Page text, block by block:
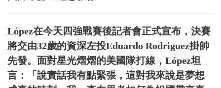
López在今天四強戰賽後記者會正式宣布，決賽
將交由32歲的資深左投Eduardo Rodriguez掛帥
先發。面對星光熠熠的美國隊打線，López坦
言：「說實話我有點緊張，這對我來說是夢想